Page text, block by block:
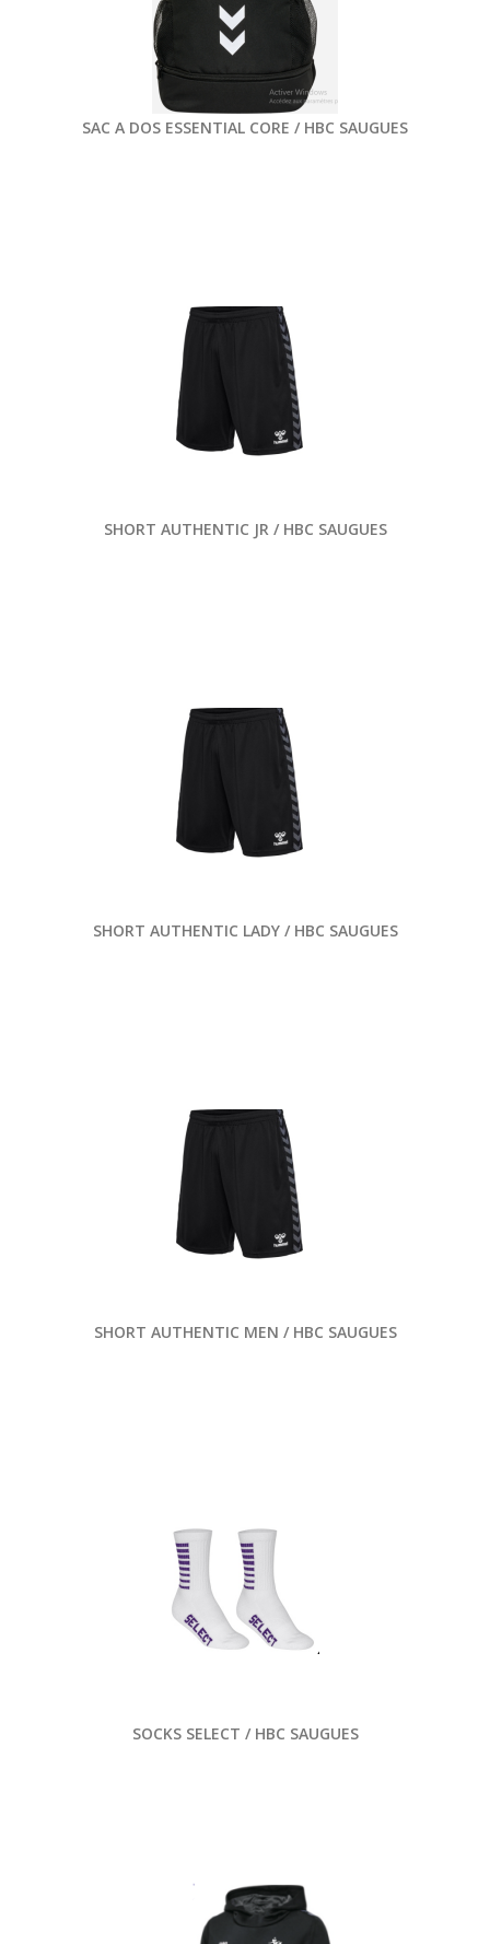
SAC A DOS ESSENTIAL CORE / HBC SAUGUES
SHORT AUTHENTIC JR / HBC SAUGUES
SHORT AUTHENTIC LADY / HBC SAUGUES
SHORT AUTHENTIC MEN / HBC SAUGUES
SOCKS SELECT / HBC SAUGUES